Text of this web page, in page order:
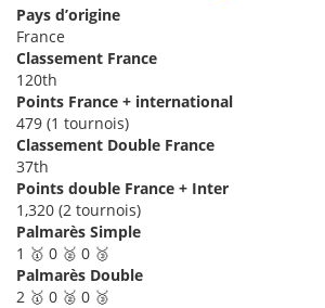
Pays d’origine
France
Classement France
120th
Points France + international
479 (1 tournois)
Classement Double France
37th
Points double France + Inter
1,320 (2 tournois)
Palmarès Simple
1 🥇 0 🥈 0 🥉
Palmarès Double
2 🥇 0 🥈 0 🥉